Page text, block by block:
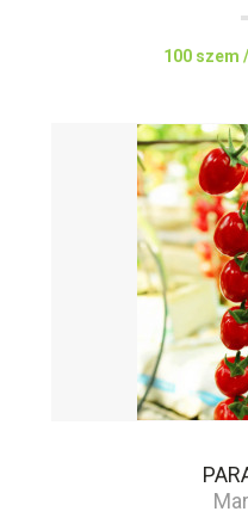
100 szem